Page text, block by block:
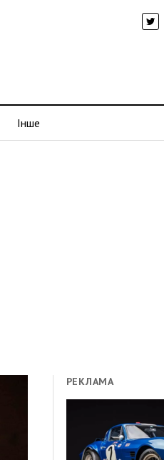
Інше
РЕКЛАМА